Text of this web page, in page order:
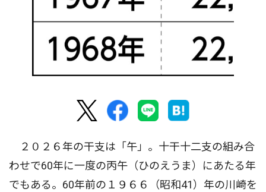
２０２６年の干支は「午」。十干十二支の組み合
わせで60年に一度の丙午（ひのえうま）にあたる年
でもある。60年前の１９６６（昭和41）年の川崎を